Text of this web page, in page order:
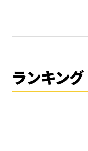
ランキング